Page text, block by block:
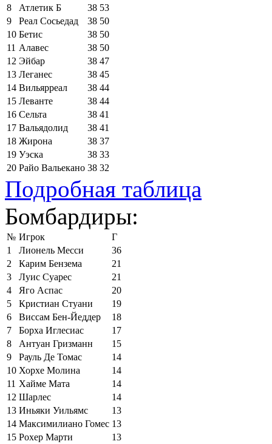
8
Атлетик Б 38 53
9
Реал Сосьедад 38 50
10 Бетис 38 50
11 Алавес 38 50
12 Эйбар 38 47
13 Леганес 38 45
14 Вильярреал 38 44
15 Леванте 38 44
16 Сельта 38 41
17 Вальядолид 38 41
18 Жирона 38 37
19 Уэска 38 33
20 Райо Вальекано 38 32
Подробная таблица
Бомбардиры:
№ Игрок
Г
1
Лионель Месси
36
2
Карим Бензема
21
3
Луис Суарес
21
4
Яго Аспас
20
5
Кристиан Стуани
19
6
Виссам Бен-Йеддер
18
7
Борха Иглесиас
17
8
Антуан Гризманн
15
9
Рауль Де Томас
14
10 Хорхе Молина
14
11 Хайме Мата
14
12 Шарлес
14
13 Иньяки Уильямс
13
14 Максимилиано Гомес 13
15 Рохер Марти 13